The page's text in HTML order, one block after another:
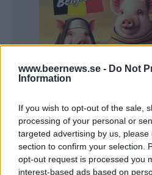
www.beernews.se - Do Not
Information
If you wish to opt-out of the sale,
processing of your personal or
targeted advertising by us,
section to confirm your selection.
opt-out request is processed you
interest-based ads based on